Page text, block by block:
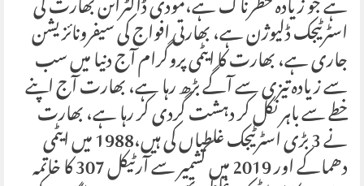
اسٹرٹیجک ڈلیوژن ہے، بھارتی افواج کی سیفرونائزیشن
جاری ہے، بھارت کا ایٹمی پروگرام آج دنیا میں سب
سے زیادہ تیزی سے آگے بڑھ رہا ہے، بھارت آج اپنے
خطے سے باہر نکل کر دہشت گردی کر رہا ہے، بھارت
نے 3 بڑی اسٹرٹیجک غلطیاں کی ہیں،1988 میں ایٹمی
دھماکے اور 2019 میں کشمیر سے آرٹیکل 307 کا خاتمہ